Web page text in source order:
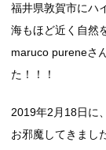
福井県敦賀市にハ
海もほど近く自然
maruco pureneさ
た！！！
2019年2月18日に
お邪魔してきまし